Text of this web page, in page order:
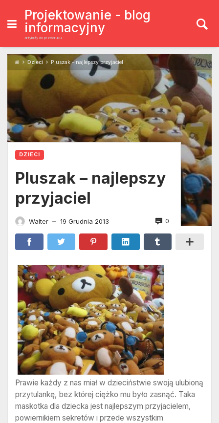
content
Projektowanie - blog
informacyjny
artykuły do przedruku
Dzieci Pluszak – najlepszy przyjaciel
DZIECI
Pluszak – najlepszy
przyjaciel
Walter — 19 Grudnia 2013 0
Prawie każdy z nas miał w dzieciństwie swoją ulubioną
przytulankę, bez której ciężko mu było zasnąć. Taka
maskotka dla dziecka jest najlepszym przyjacielem,
powiernikiem sekretów i przede wszystkim